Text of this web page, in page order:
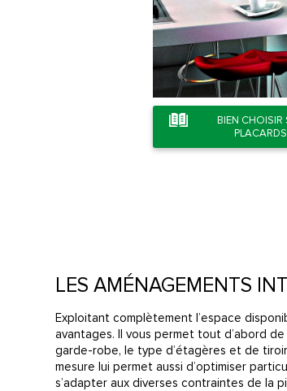
BIEN CHOISIR
PLACARDS
LES AMÉNAGEMENTS
Exploitant complètement l’espace
avantages. Il vous permet tout d’abord
garde-robe, le type d’étagères et de
mesure lui permet aussi d’optimiser
s’adapter aux diverses contraintes de la